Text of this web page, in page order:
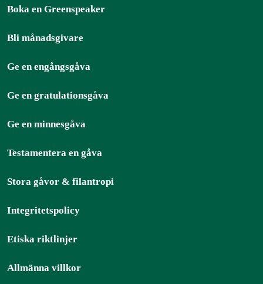
Boka en Greenspeaker
Bli månadsgivare
Ge en engångsgåva
Ge en gratulationsgåva
Ge en minnesgåva
Testamentera en gåva
Stora gåvor & filantropi
Integritetspolicy
Etiska riktlinjer
Allmänna villkor